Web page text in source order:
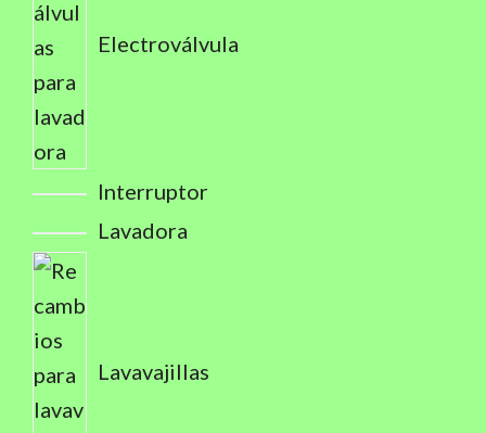
Electroválvula
Interruptor
Lavadora
Lavavajillas